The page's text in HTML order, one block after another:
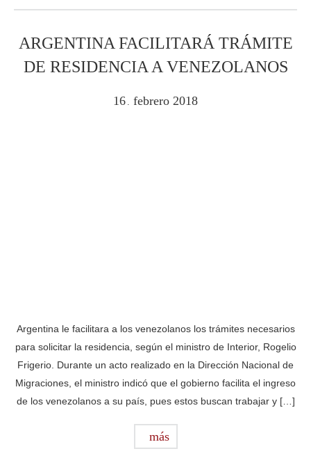
ARGENTINA FACILITARÁ TRÁMITE
DE RESIDENCIA A VENEZOLANOS
16 . febrero 2018
Argentina le facilitara a los venezolanos los trámites necesarios
para solicitar la residencia, según el ministro de Interior, Rogelio
Frigerio. Durante un acto realizado en la Dirección Nacional de
Migraciones, el ministro indicó que el gobierno facilita el ingreso
de los venezolanos a su país, pues estos buscan trabajar y […]
más